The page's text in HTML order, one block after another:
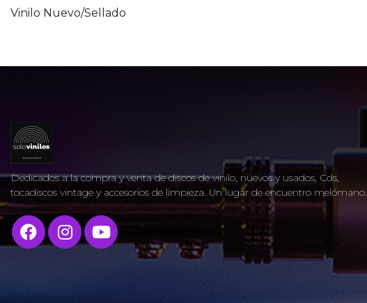
Vinilo Nuevo/Sellado
Dedicados a la compra y venta de discos de vinilo, nuevos y usados, Cds,
tocadiscos vintage y accesorios de limpieza. Un lugar de encuentro melómano.